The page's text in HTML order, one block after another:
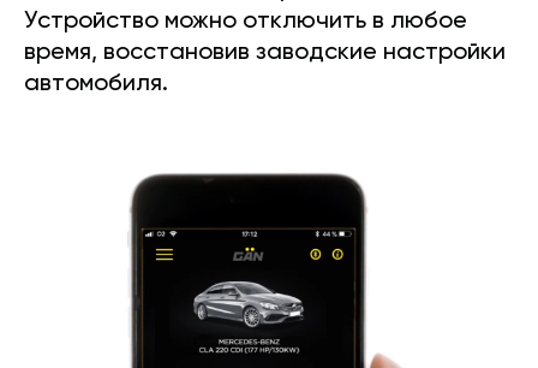
Устройство можно отключить в любое
время, восстановив заводские настройки
автомобиля.